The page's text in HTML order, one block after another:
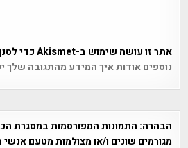
אתר זו עושה שימוש ב-Akismet כדי לסנן תגובות זבל.
נוספים אודות איך המידע מהתגובה שלך
הבהרה: התמונות המפורסמות במסגרת
מגורמים שונים ו/או מצולמות מטעם